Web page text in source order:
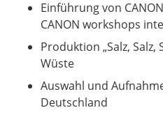
Einführung von
CANON workshops
Produktion „Salz, Salz,
Wüste
Auswahl und
Deutschland